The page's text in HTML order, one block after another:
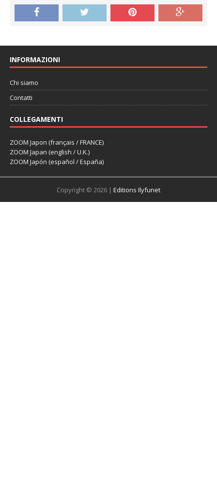
INFORMAZIONI
Chi siamo
Contatti
COLLEGAMENTI
ZOOM Japon (français / FRANCE)
ZOOM Japan (english / U.K.)
ZOOM Japón (español / España)
Copyright © 2026 | Editions Ilyfunet